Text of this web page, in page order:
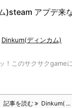
)steam アプデ来
Dinkum(ディンカム)
！このサクサクgame
記事を読む Dinkum( ...